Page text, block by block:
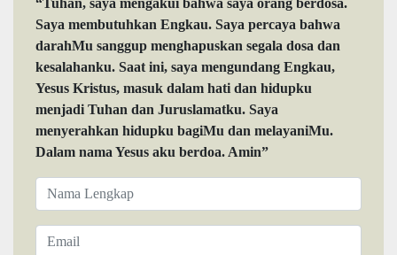
“Tuhan, saya mengakui bahwa saya orang berdosa.
Saya membutuhkan Engkau. Saya percaya bahwa
darahMu sanggup menghapuskan segala dosa dan
kesalahanku. Saat ini, saya mengundang Engkau,
Yesus Kristus, masuk dalam hati dan hidupku
menjadi Tuhan dan Juruslamatku. Saya
menyerahkan hidupku bagiMu dan melayaniMu.
Dalam nama Yesus aku berdoa. Amin”